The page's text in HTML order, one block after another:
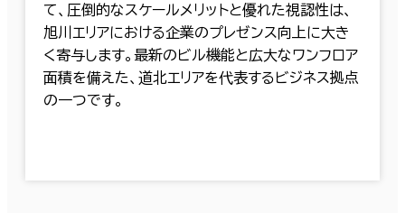
て、圧倒的なスケールメリットと優れた視認性は、
旭川エリアにおける企業のプレゼンス向上に大き
く寄与します。最新のビル機能と広大なワンフロア
面積を備えた、道北エリアを代表するビジネス拠点
の一つです。